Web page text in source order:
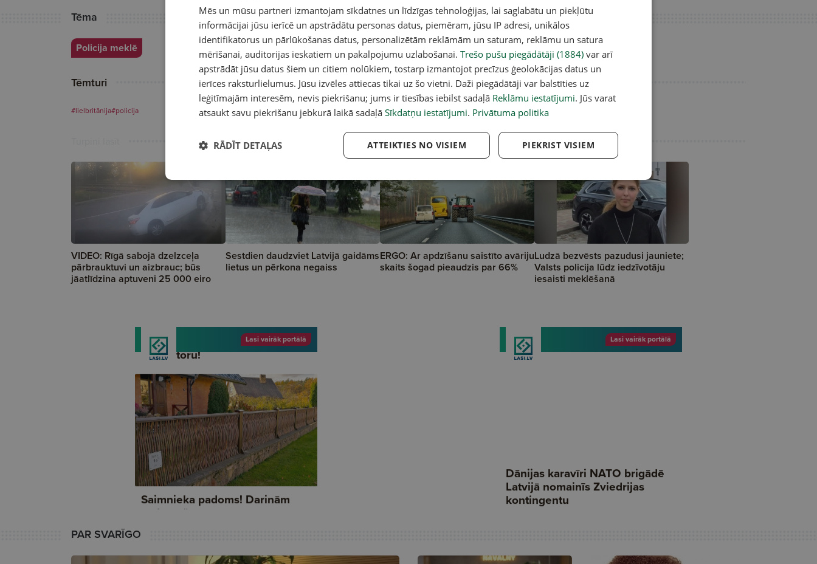
Tēma
Policija meklē
Tēmturi
#lielbritānija#policija
VIDEO: Rīgā sabojā dzelzceļa
pārbrauktuvi un aizbrauc; būs
jāatlīdzina aptuveni 25 000 eiro
Sestdien daudzviet Latvijā gaidāms
lietus un pērkona negaiss
ERGO: Ar apdzīšanu saistīto avāriju
skaits šogad pieaudzis par 66%
Ludzā bezvēsts pazudusi jauniete;
Valsts policija lūdz iedzīvotāju
iesaisti meklēšanā
PAR SVARĪGO
Mēs un mūsu partneri izmantojam sīkdatnes un līdzīgas tehnoloģijas, lai saglabātu un piekļūtu
informācijai jūsu ierīcē un apstrādātu personas datus, piemēram, jūsu IP adresi, unikālos
identifikatorus un pārlūkošanas datus, personalizētām reklāmām un saturam, reklāmu un satura
mērīšanai, auditorijas ieskatiem un pakalpojumu uzlabošanai. Trešo pušu piegādātāji (1884) var arī
apstrādāt jūsu datus šiem un citiem nolūkiem, tostarp izmantojot precīzus ģeolokācijas datus un
ierīces raksturlielumus. Jūsu izvēles attiecas tikai uz šo vietni. Daži piegādātāji var balstīties uz
leģitīmajām interesēm, nevis piekrišanu; jums ir tiesības iebilst sadaļā Reklāmu iestatījumi. Jūs varat
atsaukt savu piekrišanu jebkurā laikā sadaļā Sīkdatņu iestatījumi. Privātuma politika
PIEKRIST VISIEM
ATTEIKTIES NO VISIEM
RĀDĪT DETAĻAS